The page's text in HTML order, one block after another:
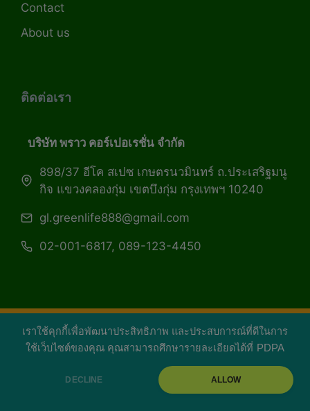
เราใช้คุกกี้เพื่อพัฒนาประสิทธิภาพ และประสบการณ์ที่ดีในการ
ใช้เว็บไซต์ของคุณ คุณสามารถศึกษารายละเอียดได้ที่ PDPA
DECLINE ALLOW
Contact
About us
ติดต่อเรา
บริษัท พราว คอร์เปอเรชั่น จำกัด
898/37 อีโค สเปซ เกษตรนวมินทร์ ถ.ประเสริฐมนู
กิจ แขวงคลองกุ่ม เขตบึงกุ่ม กรุงเทพฯ 10240
gl.greenlife888@gmail.com
02-001-6817, 089-123-4450
Copyright 2026 — Green Life Plus mag | กรีน
ไลฟ์พลัส หนังสือมีชีวิต
facebookyoutube